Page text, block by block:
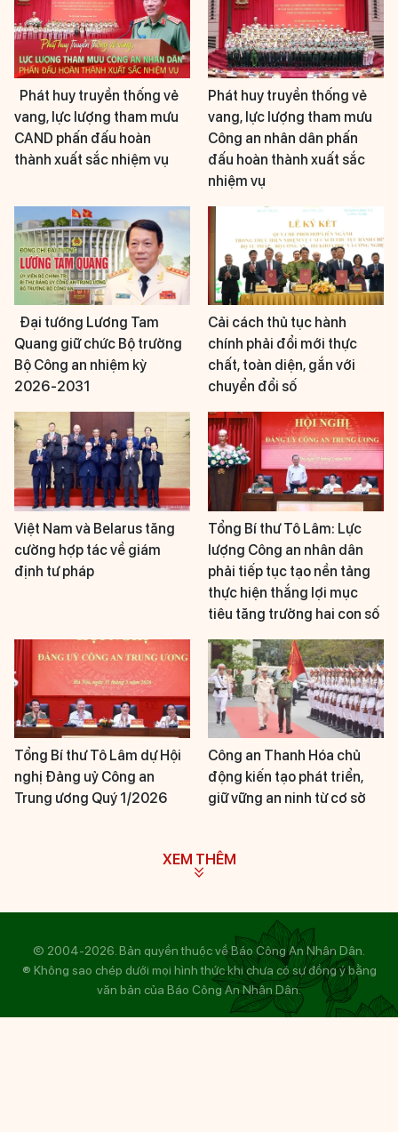
Phát huy truyền thống vẻ
vang, lực lượng tham mưu
CAND phấn đấu hoàn
thành xuất sắc nhiệm vụ
Phát huy truyền thống vẻ
vang, lực lượng tham mưu
Công an nhân dân phấn
đấu hoàn thành xuất sắc
nhiệm vụ
Đại tướng Lương Tam
Quang giữ chức Bộ trưởng
Bộ Công an nhiệm kỳ
2026-2031
Cải cách thủ tục hành
chính phải đổi mới thực
chất, toàn diện, gắn với
chuyển đổi số
Việt Nam và Belarus tăng
cường hợp tác về giám
định tư pháp
Tổng Bí thư Tô Lâm: Lực
lượng Công an nhân dân
phải tiếp tục tạo nền tảng
thực hiện thắng lợi mục
tiêu tăng trưởng hai con số
Tổng Bí thư Tô Lâm dự Hội
nghị Đảng uỷ Công an
Trung ương Quý 1/2026
Công an Thanh Hóa chủ
động kiến tạo phát triển,
giữ vững an ninh từ cơ sở
XEM THÊM
© 2004-2026. Bản quyền thuộc về Báo Công An Nhân Dân.
® Không sao chép dưới mọi hình thức khi chưa có sự đồng ý bằng
văn bản của Báo Công An Nhân Dân.